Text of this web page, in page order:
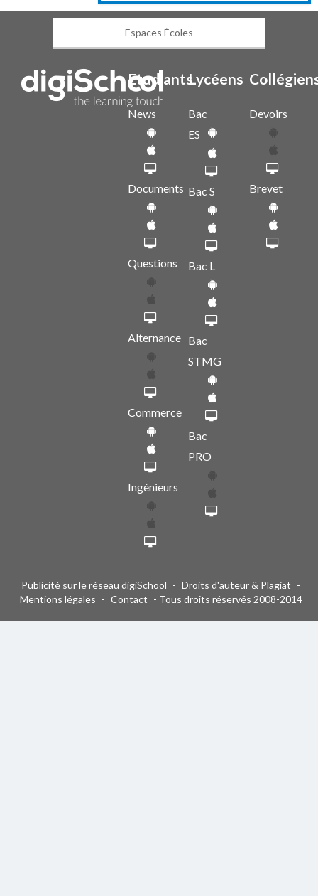
Espaces Écoles
Etudiants
News
Documents
Questions
Alternance
Commerce
Ingénieurs
Lycéens
Bac
ES
Bac S
Bac L
Bac
STMG
Bac
PRO
Devoirs
Brevet
Publicité sur le réseau digiSchool - Droits d'auteur & Plagiat -
Mentions légales - Contact - Tous droits réservés 2008-2014